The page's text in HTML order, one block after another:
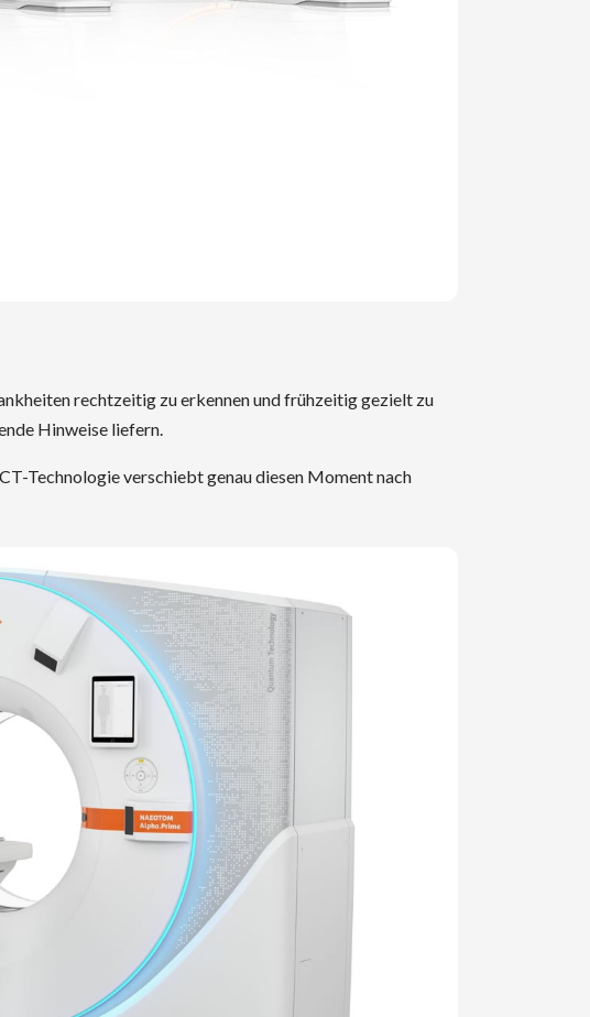
rechtzeitig zu erkennen und frühzeitig gezielt zu
Hinweise liefern.
Technologie verschiebt genau diesen Moment nach